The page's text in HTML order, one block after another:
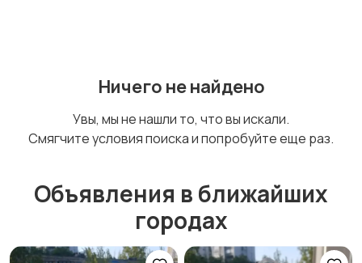
сигнализации
Сад и огород Садовая мебель
Ничего не найдено
Увы, мы не нашли то, что вы искали.
Смягчите условия поиска и попробуйте еще раз.
Объявления в ближайших
городах